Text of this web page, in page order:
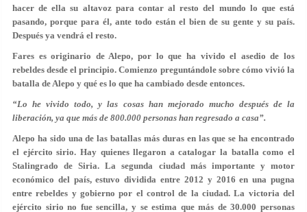
hacer de ella su altavoz para contar al resto del mundo lo que está
pasando, porque para él, ante todo están el bien de su gente y su país.
Después ya vendrá el resto.
Fares es originario de Alepo, por lo que ha vivido el asedio de los
rebeldes desde el principio.Comienzo preguntándole sobre cómo vivió la
batalla de Alepo y qué es lo que ha cambiado desde entonces.
“Lo he vivido todo, y las cosas han mejorado mucho después de la
liberación, ya que más de 800.000 personas han regresado a casa”.
Alepo ha sido una de las batallas más duras en las que se ha encontrado
el ejército sirio. Hay quienes llegaron a catalogar la batalla como el
Stalingrado de Siria. La segunda ciudad más importante y motor
económico del país, estuvo dividida entre 2012 y 2016 en una pugna
entre rebeldes y gobierno por el control de la ciudad. La victoria del
ejército sirio no fue sencilla, y se estima que más de 30.000 personas